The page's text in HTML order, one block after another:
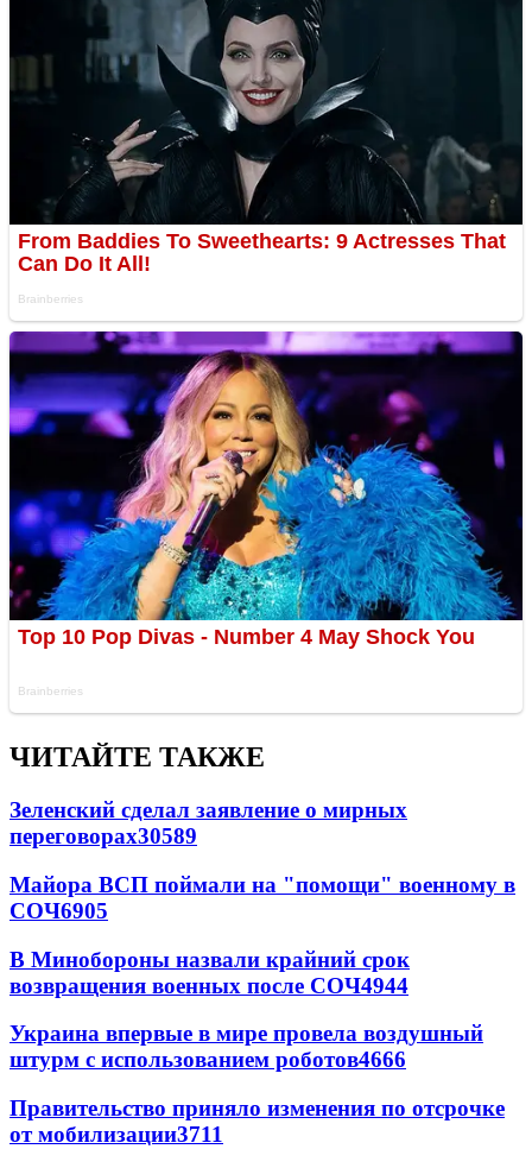
ЧИТАЙТЕ ТАКЖЕ
Зеленский сделал заявление о мирных
переговорах30589
Майора ВСП поймали на "помощи" военному в
СОЧ6905
В Минобороны назвали крайний срок
возвращения военных после СОЧ4944
Украина впервые в мире провела воздушный
штурм с использованием роботов4666
Правительство приняло изменения по отсрочке
от мобилизации3711